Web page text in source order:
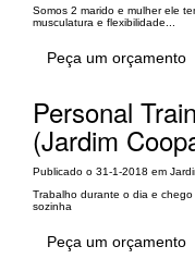
Somos 2 marido e mulher ele
musculatura e flexibilidade...
Peça um orçamento
Personal
(Jardim
Publicado o 31-1-2018 em
Trabalho durante o dia e
sozinha
Peça um orçamento